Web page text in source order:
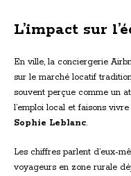
L’impact sur
En ville, la conciergerie
sur le marché locatif
souvent perçue comme un
l’emploi local et faisons
Sophie Leblanc.
Les chiffres parlent d’eux-
voyageurs en zone rurale